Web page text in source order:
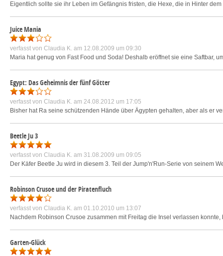
Eigentlich sollte sie ihr Leben im Gefängnis fristen, die Hexe, die in Hinter
Juice Mania
verfasst von Claudia K. am 12.08.2009 um 09:30
Maria hat genug von Fast Food und Soda! Deshalb eröffnet sie eine Saftbar,
Egypt: Das Geheimnis der fünf Götter
verfasst von Claudia K. am 24.08.2012 um 17:05
Bisher hat Ra seine schützenden Hände über Ägypten gehalten, aber als er
Beetle Ju 3
verfasst von Claudia K. am 31.08.2009 um 09:05
Der Käfer Beetle Ju wird in diesem 3. Teil der Jump'n'Run-Serie von seinem
Robinson Crusoe und der Piratenfluch
verfasst von Claudia K. am 01.10.2010 um 13:07
Nachdem Robinson Crusoe zusammen mit Freitag die Insel verlassen
Garten-Glück